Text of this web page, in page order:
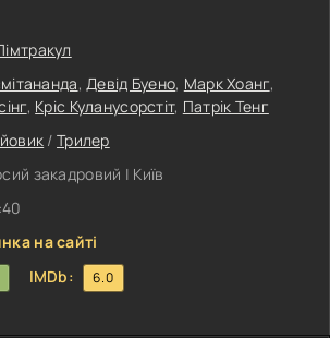
,Девід Буено, Марк Хоанг,
, Кріс Куланусорстіт, Патрік Тенг
/Трилер
закадровий | Київ
на сайті
IMDb: 6.0